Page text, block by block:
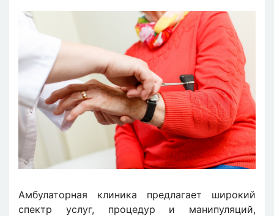
Амбулаторная клиника предлагает широкий
спектр услуг, процедур и манипуляций,